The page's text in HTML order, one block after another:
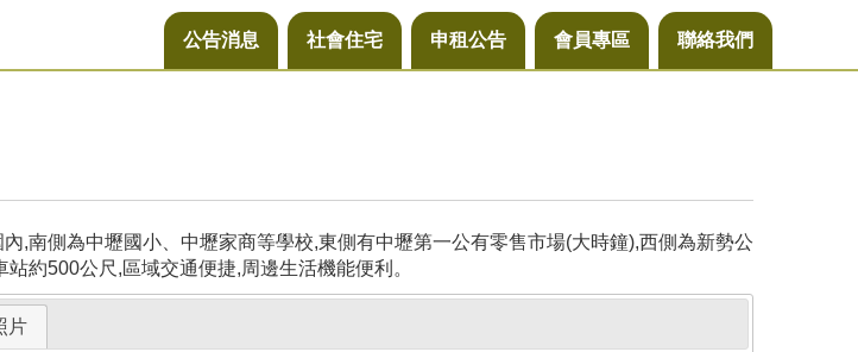
公告消息 社會住宅 申租公告 會員專區 聯絡我們
,南側為中壢國小、中壢家商等學校,東側有中壢第一公有零售市場(大時鐘),西側為新勢公
約500公尺,區域交通便捷,周邊生活機能便利。
片